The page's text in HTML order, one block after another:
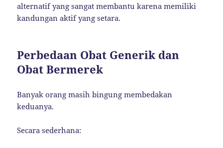
alternatif yang sangat membantu karena memiliki
kandungan aktif yang setara.
Perbedaan Obat Generik dan
Obat Bermerek
Banyak orang masih bingung membedakan
keduanya.
Secara sederhana: